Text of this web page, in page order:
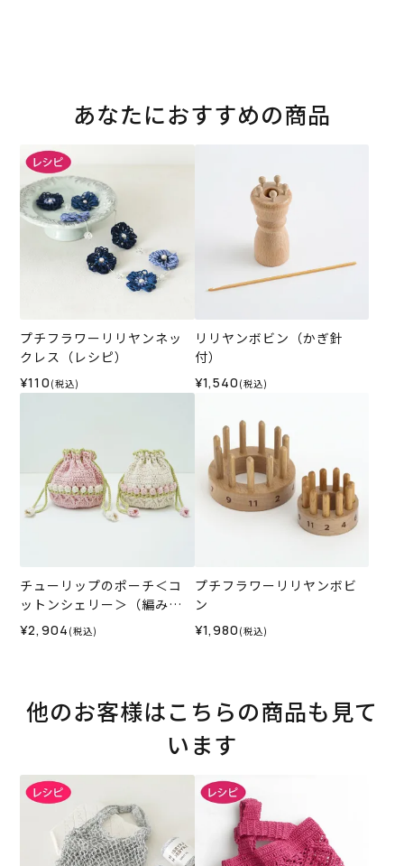
あなたにおすすめの商品
プチフラワーリリヤンネッ
クレス（レシピ）
¥110 (税込)
リリヤンボビン（かぎ針
付）
¥1,540 (税込)
チューリップのポーチ＜コ
ットンシェリー＞（編み物
材料セット）
¥2,904 (税込)
プチフラワーリリヤンボビ
ン
¥1,980 (税込)
他のお客様はこちらの商品も見て
います